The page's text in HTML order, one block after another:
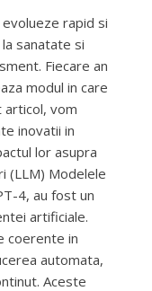
rapid si
sanatate si
Fiecare an
modul in care
articol, vom
inovatii in
lor asupra
(LLM) Modelele
4, au fost un
artificiale.
coerente in
automata,
Aceste